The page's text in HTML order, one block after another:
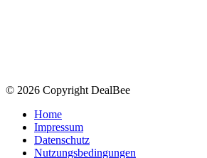
© 2026 Copyright DealBee
Home
Impressum
Datenschutz
Nutzungsbedingungen